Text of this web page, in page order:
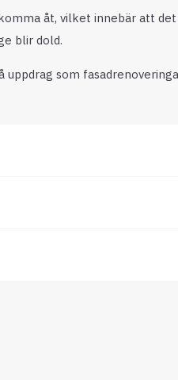
åt, vilket innebär att
blir dold.
som